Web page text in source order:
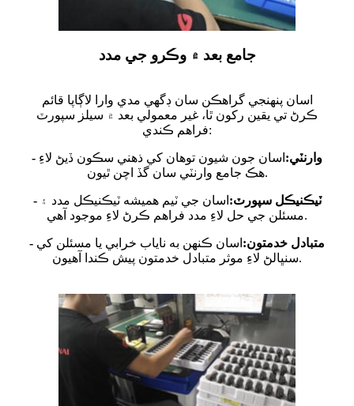
جامع بعد ۾ وڪرو جي مدد
اسان پنهنجي گراهڪن سان ڊگهي مدي وارا لاڳاپا قائم
ڪرڻ تي يقين رکون ٿا، غير معمولي بعد ۾ سيلز سپورٽ
فراهم ڪندي:
- وارنٽي: اسان جون شيون توهان کي ذهني سڪون ڏيڻ لاءِ
هڪ جامع وارنٽي سان گڏ اچن ٿيون.
- ٽيڪنيڪل سپورٽ: اسان جي ٽيم هميشه ٽيڪنيڪل مدد ۽
مسئلن جي حل لاءِ مدد فراهم ڪرڻ لاءِ موجود آهي.
- متبادل خدمتون: اسان ڪنهن به ناياب خرابي يا مسئلن کي
سنڀالڻ لاءِ موثر متبادل خدمتون پيش ڪندا آهيون.